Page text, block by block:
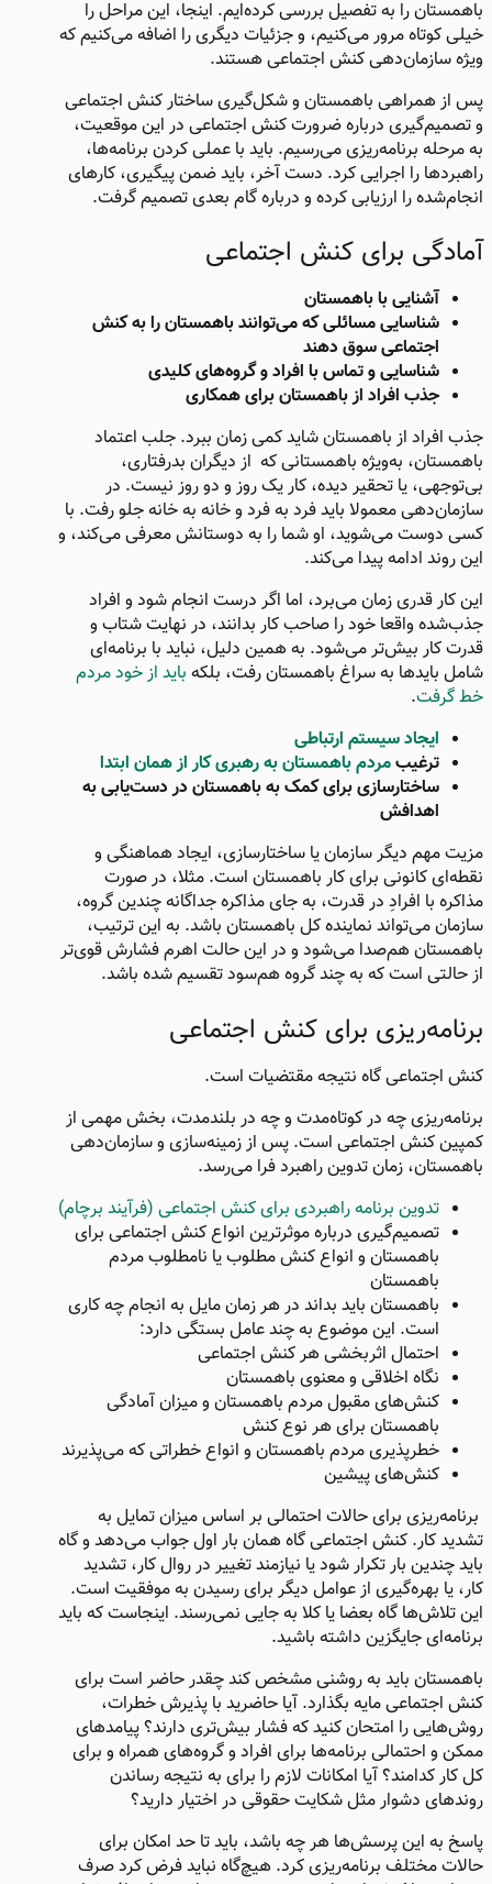
باهمستان را به تفصیل بررسی کرده‌ایم. اینجا، این مراحل را
خیلی کوتاه مرور می‌کنیم، و جزئیات دیگری را اضافه می‌کنیم که
ویژه سازمان‌دهی کنش اجتماعی هستند.
پس از همراهی باهمستان و شکل‌گیری ساختار کنش اجتماعی
و تصمیم‌گیری درباره ضرورت کنش اجتماعی در این موقعیت،
به مرحله برنامه‌ریزی می‌رسیم. باید با عملی کردن برنامه‌ها،
راهبردها را اجرایی کرد. دست آخر، باید ضمن پیگیری، کارهای
انجام‌شده را ارزیابی کرده و درباره گام بعدی تصمیم گرفت.
آمادگی برای کنش اجتماعی​
آشنایی با باهمستان
شناسایی مسائلی که می‌توانند باهمستان را به کنش
اجتماعی سوق دهند
شناسایی و تماس با افراد و گروه‌های کلیدی
جذب افراد از باهمستان برای همکاری​
جذب افراد از باهمستان شاید کمی زمان ببرد. جلب اعتماد
باهمستان، به‌ویژه باهمستانی که از دیگران بدرفتاری،
بی‌توجهی، یا تحقیر دیده، کار یک روز و دو روز نیست. در
سازمان‌دهی معمولا باید فرد به فرد و خانه به خانه جلو رفت. با
کسی دوست می‌شوید، او شما را به دوستانش معرفی می‌کند، و
این روند ادامه پیدا می‌کند.
این کار قدری زمان می‌برد، اما اگر درست انجام شود و افراد
جذب‌شده واقعا خود را صاحب کار بدانند، در نهایت شتاب و
قدرت کار بیش‌تر می‌شود. به همین دلیل، نباید با برنامه‌ای
شامل بایدها به سراغ باهمستان رفت، بلکه باید از خود مردم
خط گرفت.
ایجاد سیستم ارتباطی
ترغیبمردم باهمستان به رهبری کار از همان ابتدا
ساختارسازی برای کمک به باهمستان در دست‌یابی به
اهدافش​
مزیت مهم دیگر سازمان یا ساختارسازی، ایجاد هماهنگی و
نقطه‌ای کانونی برای کار باهمستان است. مثلا، در صورت
مذاکره با افرادِ در قدرت، به جای مذاکره جداگانه چندین گروه،
سازمان می‌تواند نماینده کل باهمستان باشد. به این ترتیب،
باهمستان هم‌صدا می‌شود و در این حالت اهرم فشارش قوی‌تر
از حالتی است که به چند گروه هم‌سود تقسیم شده باشد.
برنامه‌ریزی برای کنش اجتماعی​
کنش اجتماعی گاه نتیجه مقتضیات است.
برنامه‌ریزی چه در کوتاه‌مدت و چه در بلندمدت، بخش مهمی از
کمپین کنش اجتماعی است. پس از زمینه‌سازی و سازمان‌دهی
باهمستان، زمان تدوین راهبرد فرا می‌رسد.
تدوین برنامه راهبردی برای کنش اجتماعی (فرآیند برچام)
تصمیم‌گیری درباره موثرترین انواع کنش اجتماعی برای
باهمستان و انواع کنش مطلوب یا نامطلوب مردم
باهمستان ​
باهمستان باید بداند در هر زمان مایل به انجام چه کاری
است. این موضوع به چند عامل بستگی دارد:
احتمال اثربخشی هر کنش اجتماعی
نگاه اخلاقی و معنوی باهمستان
کنش‌های مقبول مردم باهمستان و میزان آمادگی
باهمستان برای هر نوع کنش
خطرپذیری مردم باهمستان و انواع خطراتی که می‌پذیرند
کنش‌های پیشین​
برنامه‌ریزی برای حالات احتمالی بر اساس میزان تمایل به
تشدید کار. کنش اجتماعی گاه همان بار اول جواب می‌دهد و گاه
باید چندین بار تکرار شود یا نیازمند تغییر در روال کار، تشدید
کار، یا بهره‌گیری از عوامل دیگر برای رسیدن به موفقیت است.
این تلاش‌ها گاه بعضا یا کلا به جایی نمی‌رسند. اینجاست که باید
برنامه‌ای جایگزین داشته باشید.
باهمستان باید به روشنی مشخص کند چقدر حاضر است برای
کنش اجتماعی مایه بگذارد. آیا حاضرید با پذیرش خطرات،
روش‌هایی را امتحان کنید که فشار بیش‌تری دارند؟ پیامدهای
ممکن و احتمالی برنامه‌ها برای افراد و گروه‌های همراه و برای
کل کار کدامند؟ آیا امکانات لازم را برای به نتیجه رساندن
روندهای دشوار مثل شکایت حقوقی در اختیار دارید؟
پاسخ به این پرسش‌ها هر چه باشد، باید تا حد امکان برای
حالات مختلف برنامه‌ریزی کرد. هیچ‌گاه نباید فرض کرد صرف